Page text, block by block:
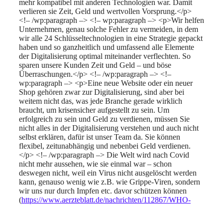
mehr kompatibel mit anderen Technologien war. Damit
verlieren sie Zeit, Geld und wertvollen Vorsprung.</p>
<!– /wp:paragraph –> <!– wp:paragraph –> <p>Wir helfen
Unternehmen, genau solche Fehler zu vermeiden, in dem
wir alle 24 Schlüsseltechnologien in eine Strategie gepackt
haben und so ganzheitlich und umfassend alle Elemente
der Digitalisierung optimal miteinander verflechten. So
sparen unsere Kunden Zeit und Geld – und böse
Überraschungen.</p> <!– /wp:paragraph –> <!–
wp:paragraph –> <p>Eine neue Website oder ein neuer
Shop gehören zwar zur Digitalisierung, sind aber bei
weitem nicht das, was jede Branche gerade wirklich
braucht, um krisensicher aufgestellt zu sein. Um
erfolgreich zu sein und Geld zu verdienen, müssen Sie
nicht alles in der Digitalisierung verstehen und auch nicht
selbst erklären, dafür ist unser Team da. Sie können
flexibel, zeitunabhängig und nebenbei Geld verdienen.
</p> <!– /wp:paragraph –> Die Welt wird nach Covid
nicht mehr aussehen, wie sie einmal war – schon
deswegen nicht, weil ein Virus nicht ausgelöscht werden
kann, genauso wenig wie z.B. wie Grippe-Viren, sondern
wir uns nur durch Impfen etc. davor schützen können
(https://www.aerzteblatt.de/nachrichten/112867/WHO-